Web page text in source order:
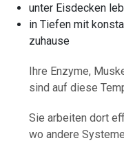
unter Eisdecken
in Tiefen mit
zuhause
Ihre Enzyme,
sind auf diese
Sie arbeiten dort
wo andere